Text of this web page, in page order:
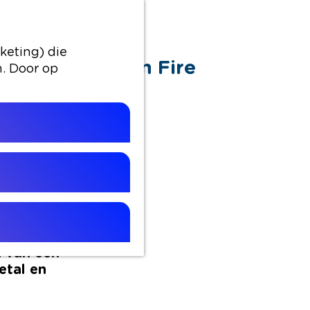
die
Door opAlphen on Fire
een
van een
en